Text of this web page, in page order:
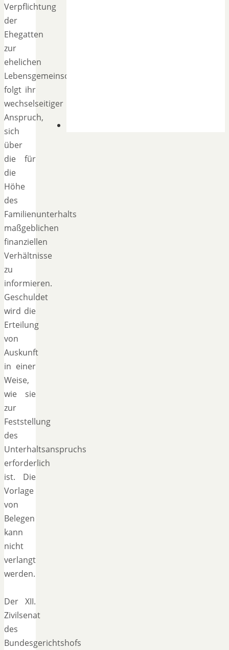
Verpflichtung
der
Ehegatten
zur
ehelichen
Lebensgemeinschaft
folgt ihr
wechselseitiger
Anspruch,
sich
über
die für
die
Höhe
des
Familienunterhalts
maßgeblichen
finanziellen
Verhältnisse
zu
informieren.
Geschuldet
wird die
Erteilung
von
Auskunft
in einer
Weise,
wie sie
zur
Feststellung
des
Unterhaltsanspruchs
erforderlich
ist. Die
Vorlage
von
Belegen
kann
nicht
verlangt
werden.
Der XII.
Zivilsenat
des
Bundesgerichtshofs